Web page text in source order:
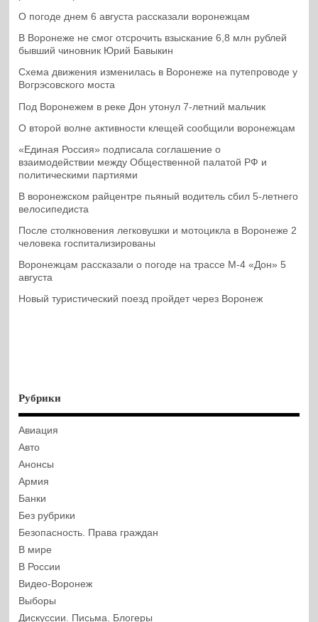
О погоде днем 6 августа рассказали воронежцам
В Воронеже не смог отсрочить взыскание 6,8 млн рублей
бывший чиновник Юрий Бавыкин
Схема движения изменилась в Воронеже на путепроводе у
Вогрэсовского моста
Под Воронежем в реке Дон утонул 7-летний мальчик
О второй волне активности клещей сообщили воронежцам
«Единая Россия» подписала соглашение о
взаимодействии между Общественной палатой РФ и
политическими партиями
В воронежском райцентре пьяный водитель сбил 5-летнего
велосипедиста
После столкновения легковушки и мотоцикла в Воронеже 2
человека госпитализированы
Воронежцам рассказали о погоде на трассе М-4 «Дон» 5
августа
Новый туристический поезд пройдет через Воронеж
Рубрики
Авиация
Авто
Анонсы
Армия
Банки
Без рубрики
Безопасность. Права граждан
В мире
В России
Видео-Воронеж
Выборы
Дискуссии. Письма. Блогеры